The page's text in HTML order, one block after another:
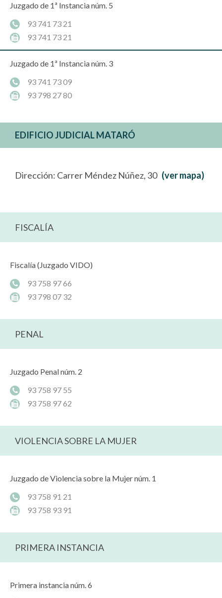
Juzgado de 1ª Instancia núm. 5
93 741 73 21
93 741 73 21
Juzgado de 1ª Instancia núm. 3
93 741 73 09
93 798 27 80
EDIFICIO JUDICIAL MATARÓ
Dirección: Carrer Méndez Núñez, 30 (ver mapa)
FISCALÍA
Fiscalía (Juzgado VIDO)
93 758 97 66
93 798 07 32
PENAL
Juzgado Penal núm. 2
93 758 97 55
93 758 97 62
VIOLENCIA SOBRE LA MUJER
Juzgado de Violencia sobre la Mujer núm. 1
93 758 91 21
93 758 93 91
PRIMERA INSTANCIA
Primera instancia núm. 6